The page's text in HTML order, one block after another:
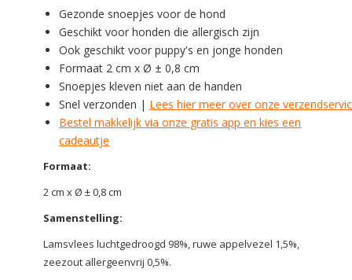
Gezonde snoepjes voor de hond
Geschikt voor honden die allergisch zijn
Ook geschikt voor puppy's en jonge honden
Formaat 2 cm x Ø ± 0,8 cm
Snoepjes kleven niet aan de handen
Snel verzonden | Lees hier meer over onze
Bestel makkelijk via onze gratis app en kies een
cadeautje
Formaat:
2 cm x Ø ± 0,8 cm
Samenstelling:
Lamsvlees luchtgedroogd 98%, ruwe appelvezel 1,5%,
zeezout allergeenvrij 0,5%.